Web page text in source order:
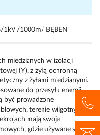
1kV /1000m/ BĘBEN
miedzianych w izolacji
(Y), z żyłą ochronną
z żyłami miedzianymi.
do przesyłu energii
być prowadzone
terenie wilgotnym, a
mają swoje
gdzie używane są do